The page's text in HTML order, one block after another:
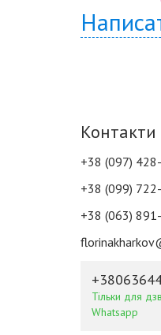
Контакти
+38 (097)
+38 (099)
+38 (063)
Тільки для
Whatsapp